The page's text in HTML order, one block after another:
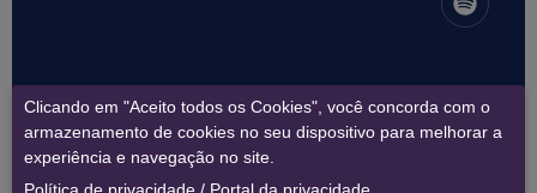
Clicando em "Aceito todos os Cookies", você concorda com o
armazenamento de cookies no seu dispositivo para melhorar a
experiência e navegação no site.
17.241.118/0001-04 – ASSOCIACAO DOS HOSPITAIS DE
MINAS GERAIS| 17.450.123/0001-27 SINDICATO HOSPITAIS
CLINICAS E CASAS SAUDE EST M GERAIS
Copyright © 2026 – Todos os direitos reservados.